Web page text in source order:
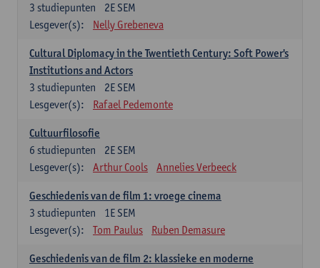
2E SEM
3 studiepunten
Lesgever(s):
Nelly Grebeneva
Cultural Diplomacy in the Twentieth Century: Soft Power's
Institutions and Actors
2E SEM
3 studiepunten
Lesgever(s):
Rafael Pedemonte
Cultuurfilosofie
2E SEM
6 studiepunten
Lesgever(s):
Arthur Cools Annelies Verbeeck
Geschiedenis van de film 1: vroege cinema
1E SEM
3 studiepunten
Lesgever(s):
Tom Paulus Ruben Demasure
Geschiedenis van de film 2: klassieke en moderne